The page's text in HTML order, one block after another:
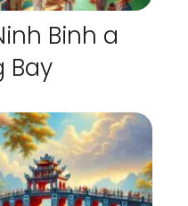
Binh a
Bay